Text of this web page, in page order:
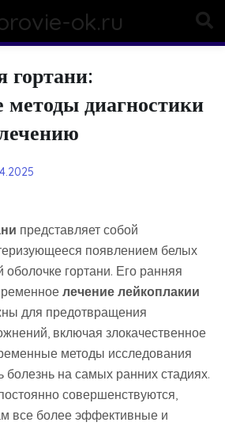
ok.ru
гортани:
методы диагностики
представляет собой
появлением белых
оболочке гортани. Его ранняя
лечение лейкоплакии
для предотвращения
включая злокачественное
методы исследования
болезнь на самых ранних стадиях.
совершенствуются,
все более эффективные и